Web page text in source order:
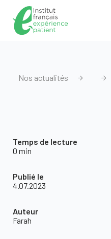
Nos actualités
Temps de lecture
0 min
Publié le
4.07.2023
Auteur
Farah